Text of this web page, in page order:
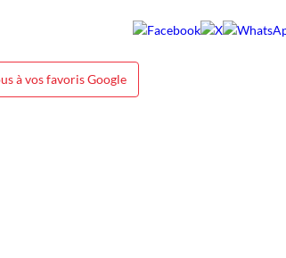
à vos favoris Google